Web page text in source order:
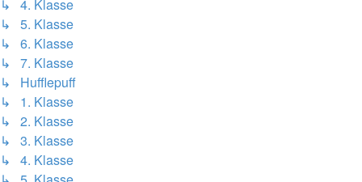
↳ 4. Klasse
↳ 5. Klasse
↳ 6. Klasse
↳ 7. Klasse
↳ Hufflepuff
↳ 1. Klasse
↳ 2. Klasse
↳ 3. Klasse
↳ 4. Klasse